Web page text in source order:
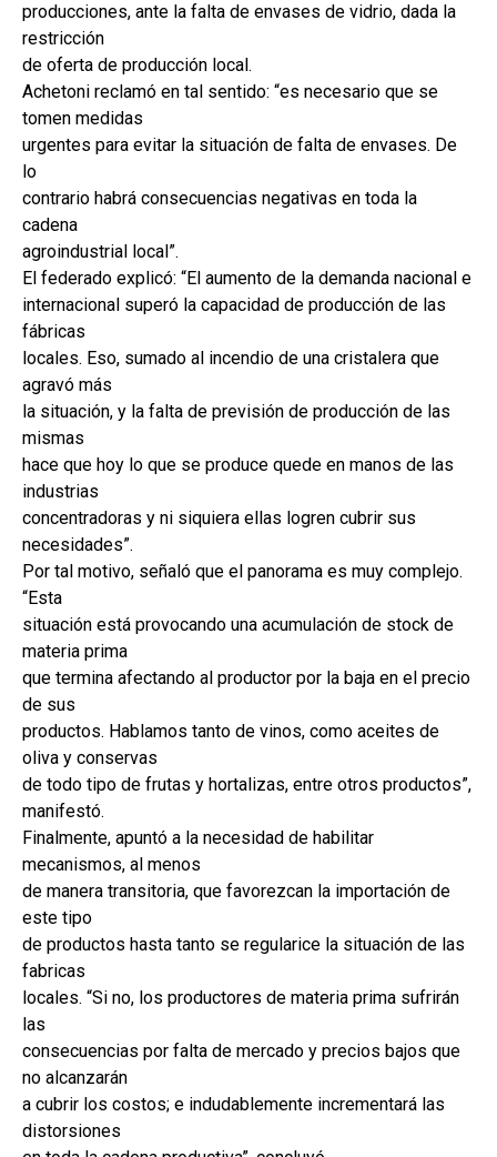
producciones, ante la falta de envases de vidrio, dada la
restricción
de oferta de producción local.
Achetoni reclamó en tal sentido: “es necesario que se
tomen medidas
urgentes para evitar la situación de falta de envases. De
lo
contrario habrá consecuencias negativas en toda la
cadena
agroindustrial local”.
El federado explicó: “El aumento de la demanda nacional e
internacional superó la capacidad de producción de las
fábricas
locales. Eso, sumado al incendio de una cristalera que
agravó más
la situación, y la falta de previsión de producción de las
mismas
hace que hoy lo que se produce quede en manos de las
industrias
concentradoras y ni siquiera ellas logren cubrir sus
necesidades”.
Por tal motivo, señaló que el panorama es muy complejo.
“Esta
situación está provocando una acumulación de stock de
materia prima
que termina afectando al productor por la baja en el precio
de sus
productos. Hablamos tanto de vinos, como aceites de
oliva y conservas
de todo tipo de frutas y hortalizas, entre otros productos”,
manifestó.
Finalmente, apuntó a la necesidad de habilitar
mecanismos, al menos
de manera transitoria, que favorezcan la importación de
este tipo
de productos hasta tanto se regularice la situación de las
fabricas
locales. “Si no, los productores de materia prima sufrirán
las
consecuencias por falta de mercado y precios bajos que
no alcanzarán
a cubrir los costos; e indudablemente incrementará las
distorsiones